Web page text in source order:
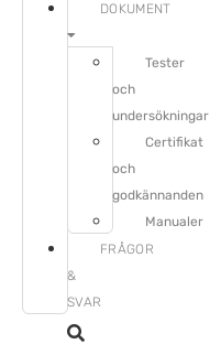
DOKUMENT
Tester
och
undersökningar
Certifikat
och
godkännanden
Manualer
FRÅGOR
&
SVAR